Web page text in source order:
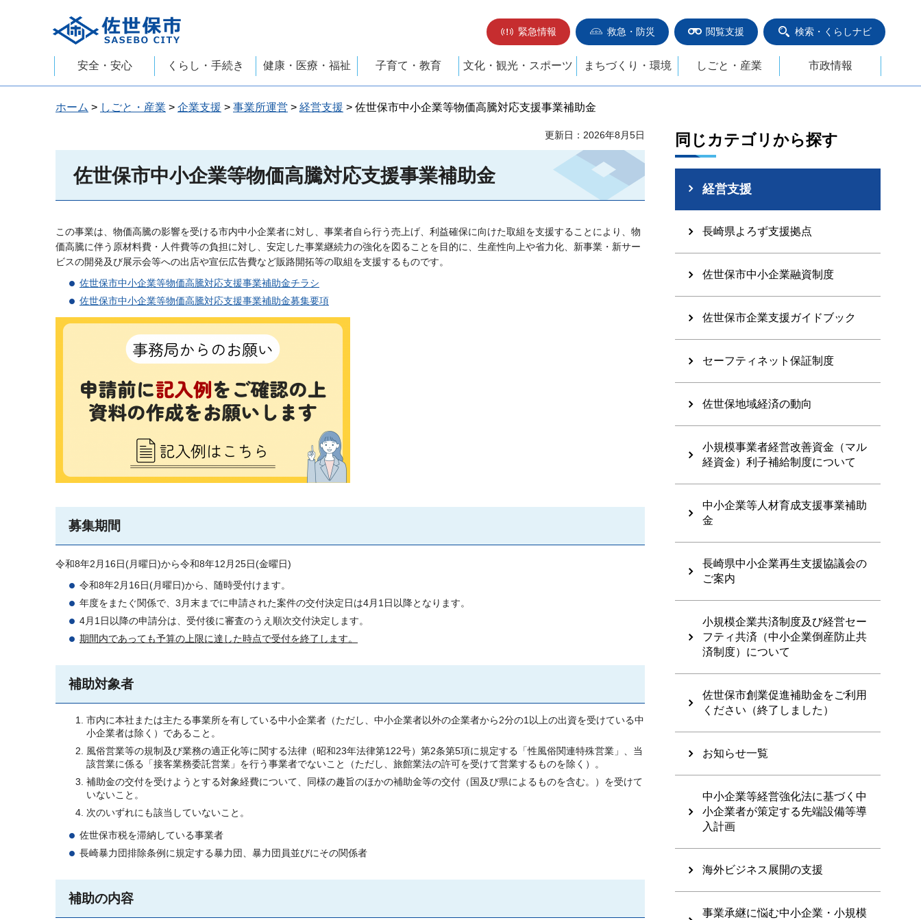
佐世保市
緊急情報
救急・防災 閲覧支援 検索・くらしナビ
安全・安心 くらし・手続き 健康・医療・福祉 子育て・教育 文化・観光・スポーツ まちづくり・環境 しごと・産業 市政情報
ホーム > しごと・産業 > 企業支援 > 事業所運営 > 経営支援 > 佐世保市中小企業等物価高騰対応支援事業補助金
更新日：2026年8月5日
佐世保市中小企業等物価高騰対応支援事業補助金
この事業は、物価高騰の影響を受ける市内中小企業者に対し、事業者自ら行う売上げ、利益確保に向けた取組を支援することにより、物
価高騰に伴う原材料費・人件費等の負担に対し、安定した事業継続力の強化を図ることを目的に、生産性向上や省力化、新事業・新サー
ビスの開発及び展示会等への出店や宣伝広告費など販路開拓等の取組を支援するものです。
佐世保市中小企業等物価高騰対応支援事業補助金チラシ
佐世保市中小企業等物価高騰対応支援事業補助金募集要項
募集期間
令和8年2月16日(月曜日)から令和8年12月25日(金曜日)
令和8年2月16日(月曜日)から、随時受付けます。
年度をまたぐ関係で、3月末までに申請された案件の交付決定日は4月1日以降となります。
4月1日以降の申請分は、受付後に審査のうえ順次交付決定します。
期間内であっても予算の上限に達した時点で受付を終了します。
補助対象者
市内に本社または主たる事業所を有している中小企業者（ただし、中小企業者以外の企業者から2分の1以上の出資を受けている中
小企業者は除く）であること。
風俗営業等の規制及び業務の適正化等に関する法律（昭和23年法律第122号）第2条第5項に規定する「性風俗関連特殊営業」、当
該営業に係る「接客業務委託営業」を行う事業者でないこと（ただし、旅館業法の許可を受けて営業するものを除く）。
補助金の交付を受けようとする対象経費について、同様の趣旨のほかの補助金等の交付（国及び県によるものを含む。）を受けて
いないこと。
次のいずれにも該当していないこと。
佐世保市税を滞納している事業者
長崎暴力団排除条例に規定する暴力団、暴力団員並びにその関係者
補助の内容
同じカテゴリから探す
経営支援
長崎県よろず支援拠点
佐世保市中小企業融資制度
佐世保市企業支援ガイドブック
セーフティネット保証制度
佐世保地域経済の動向
小規模事業者経営改善資金（マル
経資金）利子補給制度について
中小企業等人材育成支援事業補助
金
長崎県中小企業再生支援協議会の
ご案内
小規模企業共済制度及び経営セー
フティ共済（中小企業倒産防止共
済制度）について
佐世保市創業促進補助金をご利用
ください（終了しました）
お知らせ一覧
中小企業等経営強化法に基づく中
小企業者が策定する先端設備等導
入計画
海外ビジネス展開の支援
事業承継に悩む中小企業・小規模